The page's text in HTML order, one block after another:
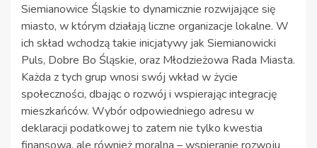
Siemianowice Śląskie to dynamicznie rozwijające się
miasto, w którym działają liczne organizacje lokalne. W
ich skład wchodzą takie inicjatywy jak Siemianowicki
Puls, Dobre Bo Śląskie, oraz Młodzieżowa Rada Miasta.
Każda z tych grup wnosi swój wkład w życie
społeczności, dbając o rozwój i wspierając integrację
mieszkańców. Wybór odpowiedniego adresu w
deklaracji podatkowej to zatem nie tylko kwestia
finansowa, ale również moralna – wspieranie rozwoju